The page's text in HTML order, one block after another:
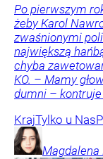
Po pierwszym
żeby Karol
zwaśnionymi
największą
chyba
KO. – Mamy
dumni –
KrajTylko u Nas
Magdalena